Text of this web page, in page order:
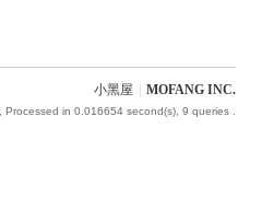
小黑屋 MOFANG INC.
, Processed in 0.016654 second(s), 9 queries .